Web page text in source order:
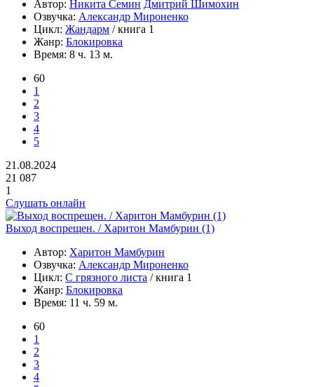
Автор: Никита Семин Дмитрий Шимохин
Озвучка: Александр Мироненко
Цикл: Жандарм / книга 1
Жанр: Блокировка
Время: 8 ч. 13 м.
60
1
2
3
4
5
21.08.2024
21 087
1
Слушать онлайн
Выход воспрещен. / Харитон Мамбурин (1)
Автор: Харитон Мамбурин
Озвучка: Александр Мироненко
Цикл: С грязного листа / книга 1
Жанр: Блокировка
Время: 11 ч. 59 м.
60
1
2
3
4